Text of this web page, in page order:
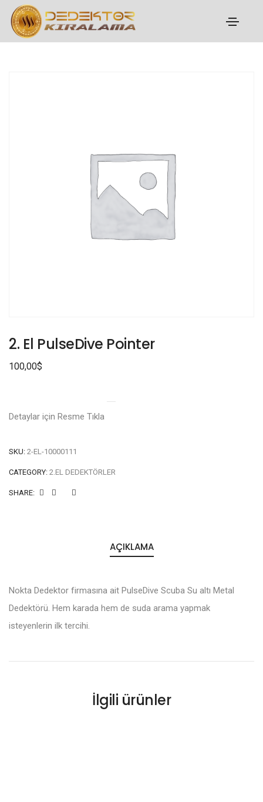
2. El PulseDive Pointer
100,00$
Detaylar için Resme Tıkla
SKU: 2-EL-10000111
CATEGORY: 2.EL DEDEKTÖRLER
SHARE:
AÇIKLAMA
Nokta Dedektor firmasına ait PulseDive Scuba Su altı Metal
Dedektörü. Hem karada hem de suda arama yapmak
isteyenlerin ilk tercihi.
İlgili ürünler